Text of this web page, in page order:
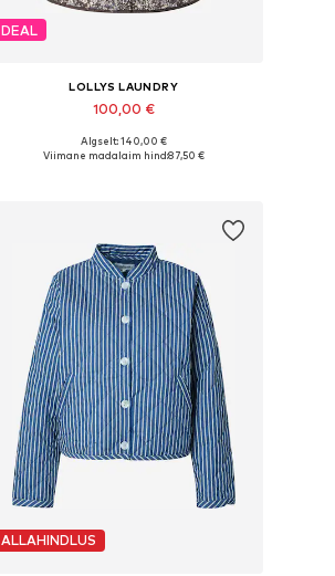
DEAL
LOLLYS LAUNDRY
100,00 €
Saadaolevad suurused: XS, S, M, XL, XXL
Algselt: 140,00 €
Viimane madalaim hind:87,50 €
ALLAHINDLUS